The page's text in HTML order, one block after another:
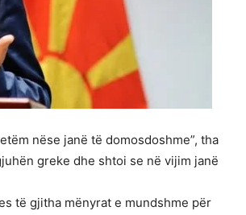
nëse janë të domosdoshme”, tha
greke dhe shtoi se në vijim janë
të gjitha mënyrat e mundshme për